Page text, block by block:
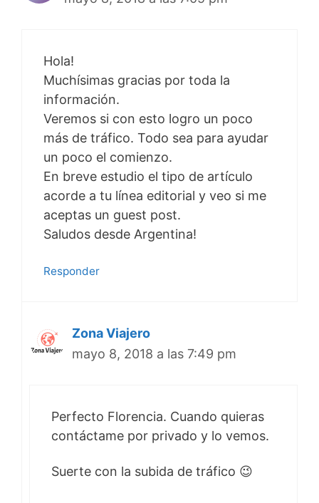
Hola!
Muchísimas gracias por toda la
información.
Veremos si con esto logro un poco
más de tráfico. Todo sea para ayudar
un poco el comienzo.
En breve estudio el tipo de artículo
acorde a tu línea editorial y veo si me
aceptas un guest post.
Saludos desde Argentina!
Responder
Zona Viajero
mayo 8, 2018 a las 7:49 pm
Perfecto Florencia. Cuando quieras
contáctame por privado y lo vemos.
Suerte con la subida de tráfico 😉